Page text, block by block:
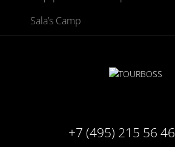
Sala’s Camp
+7 (495) 215 56 46